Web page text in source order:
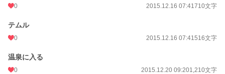
0 2015.12.16 07:41710文字
テムル
0 2015.12.16 07:41516文字
温泉に入る
0 2015.12.20 09:201,210文字